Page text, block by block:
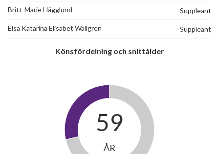
Britt-Marie Hägglund Suppleant
Elsa Katarina Elisabet Wallgren Suppleant
Könsfördelning och snittålder
59
ÅR